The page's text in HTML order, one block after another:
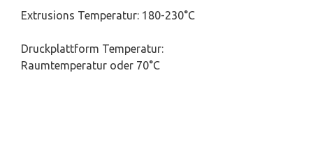
Extrusions Temperatur: 180-230°C
Druckplattform Temperatur:
Raumtemperatur oder 70°C